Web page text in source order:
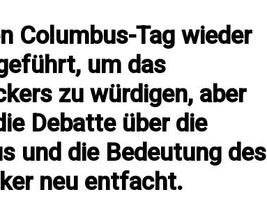
Columbus-Tag wieder
um das
zu würdigen, aber
Debatte über die
und die Bedeutung des
neu entfacht.